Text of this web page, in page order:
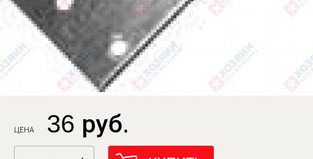
ЦЕНА 36 руб.